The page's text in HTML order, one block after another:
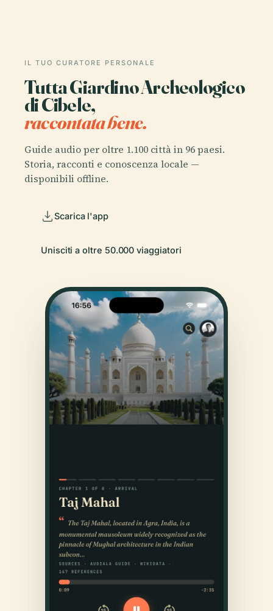
IL TUO CURATORE PERSONALE
Tutta Giardino Archeologico
di Cibele,
raccontata bene.
Guide audio per oltre 1.100 città in 96 paesi.
Storia, racconti e conoscenza locale —
disponibili offline.
Scarica l'app
Unisciti a oltre 50.000 viaggiatori